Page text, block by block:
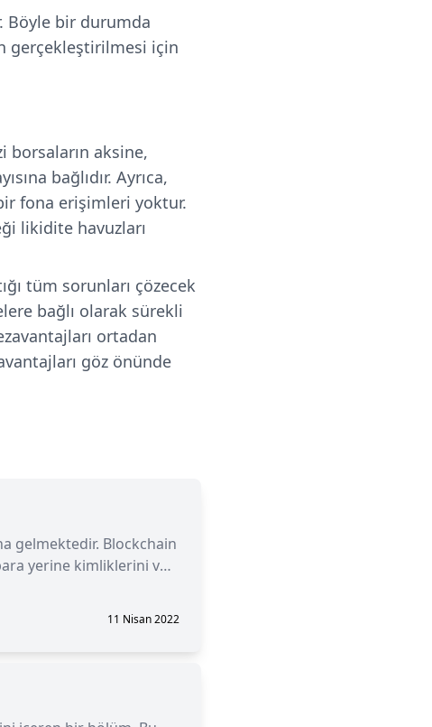
Böyle bir durumda
gerçekleştirilmesi için
borsaların aksine,
bağlıdır. Ayrıca,
fona erişimleri yoktur.
likidite havuzları
tüm sorunları çözecek
bağlı olarak sürekli
ortadan
göz önünde
gelmektedir. Blockchain
yerine kimliklerini ve
11 Nisan 2022